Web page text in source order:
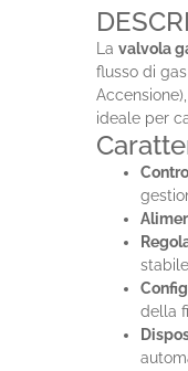
Lavalvola
flusso di
ideale per
della